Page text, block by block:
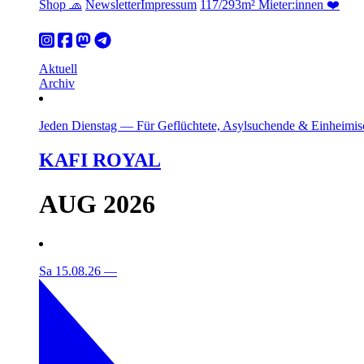
Shop 🧢 NewsletterImpressum 117/293m² Mieter:innen ❤️
Aktuell
Archiv
Jeden Dienstag — Für Geflüchtete, Asylsuchende &
KAFI ROYAL
AUG 2026
Sa 15.08.26 —